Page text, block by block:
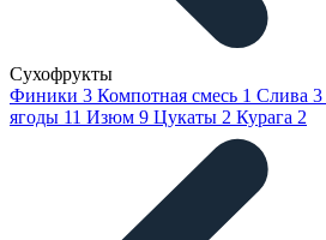
Сухофрукты
Финики 3 Компотная смесь 1 Слива 3
ягоды 11 Изюм 9 Цукаты 2 Курага 2